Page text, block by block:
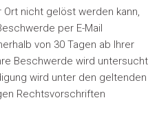
nicht gelöst werden kann,
per E-Mail
von 30 Tagen ab Ihrer
Beschwerde wird untersucht
wird unter den geltenden
Rechtsvorschriften